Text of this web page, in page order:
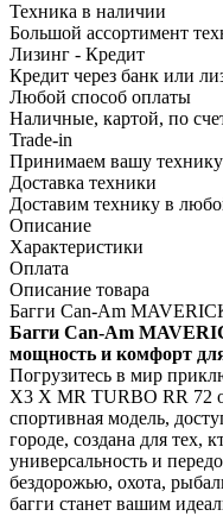
Техника в наличии
Большой ассортимент
Лизинг - Кредит
Кредит через банк или
Любой способ оплаты
Наличные, картой, по
Trade-in
Принимаем вашу технику
Доставка техники
Доставим технику в
Описание
Характеристики
Оплата
Описание товара
Багги Can-Am
Багги Can-Am
мощность и комфорт
Погрузитесь в мир
X3 X MR TURBO RR 72
спортивная модель,
городе, создана для тех,
универсальность и
бездорожью, охота,
багги станет вашим